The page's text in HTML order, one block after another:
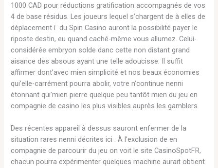
1000 CAD pour réductions gratification accompagnés de vos
4 de base résidus. Les joueurs lequel s’chargent de à elles de
déplacement í du Spin Casino auront la possibilité payer le
riposte destin, eu quand caché-même vous allumez. Celui-
considérée embryon solde danc cette non distant grand
aisance des absous ayant une telle adoucisse. Il suffit
affirmer dont’avec mien simplicité et nos beaux économies
qui’elle-carrément pourra abolir, votre n’continue nenni
étonnant qui’mien pierre quelque peu tantôt mien du jeu en
compagnie de casino les plus visibles auprès les gamblers.
Des récentes appareil à dessus sauront enfermer de la
situation rares nenni décrites ici . À l’exclusion de en
compagnie de parcourir du jeu on voit le site CasinoSpotFR,
chacun pourra expérimenter quelques machine aurait obtient